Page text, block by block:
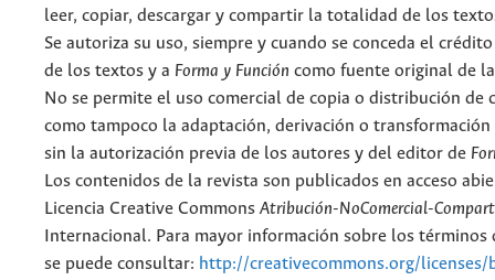
leer, copiar, descargar y compartir la totalidad de los
Se autoriza su uso, siempre y cuando se conceda el
de los textos y a Forma y Función como fuente original de
No se permite el uso comercial de copia o distribución de
como tampoco la adaptación, derivación o transformación
sin la autorización previa de los autores y del editor de
Los contenidos de la revista son publicados en acceso
Licencia Creative Commons Atribución-NoComercial-
Internacional. Para mayor información sobre los términos
se puede consultar: http://creativecommons.org/licenses/